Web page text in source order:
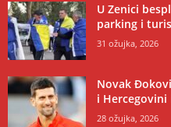
U Zenici
parking i
31 ožujka, 2026
Novak
i Hercegovini
28 ožujka, 2026